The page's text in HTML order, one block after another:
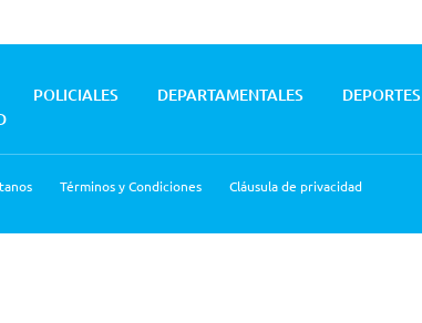
POLICIALES DEPARTAMENTALES DEPORTES
Términos y Condiciones Cláusula de privacidad